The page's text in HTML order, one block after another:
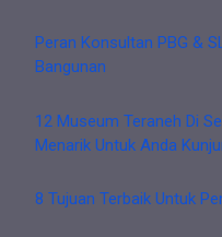
Peran Konsultan PBG &
Bangunan
12 Museum Teraneh Di
Menarik Untuk Anda
8 Tujuan Terbaik Untuk